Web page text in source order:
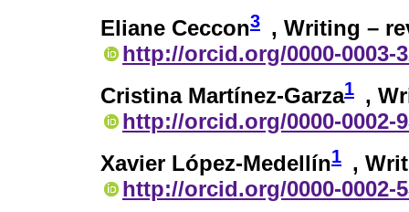
Eliane Ceccon3 , Writing –
http://orcid.org/0000-0003-
Cristina Martínez-Garza1 ,
http://orcid.org/0000-0002-
Xavier López-Medellín1 ,
http://orcid.org/0000-0002-